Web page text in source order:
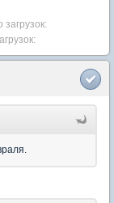
загрузок: